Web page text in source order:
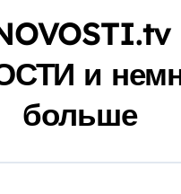
и
больше